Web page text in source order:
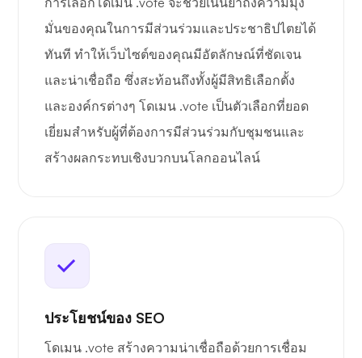
มั่นของคุณในการมีส่วนร่วมและประชาธิปไตยได้
ทันที ทำให้เว็บไซต์ของคุณมีอัตลักษณ์ที่ชัดเจน
และน่าเชื่อถือ ซึ่งสะท้อนถึงทั้งผู้มีสิทธิเลือกตั้ง
และองค์กรต่างๆ โดเมน .vote เป็นตัวเลือกที่ยอด
เยี่ยมสำหรับผู้ที่ต้องการมีส่วนร่วมกับชุมชนและ
สร้างผลกระทบเชิงบวกบนโลกออนไลน์
ประโยชน์ของ SEO
โดเมน .vote สร้างความน่าเชื่อถือด้วยการเชื่อม